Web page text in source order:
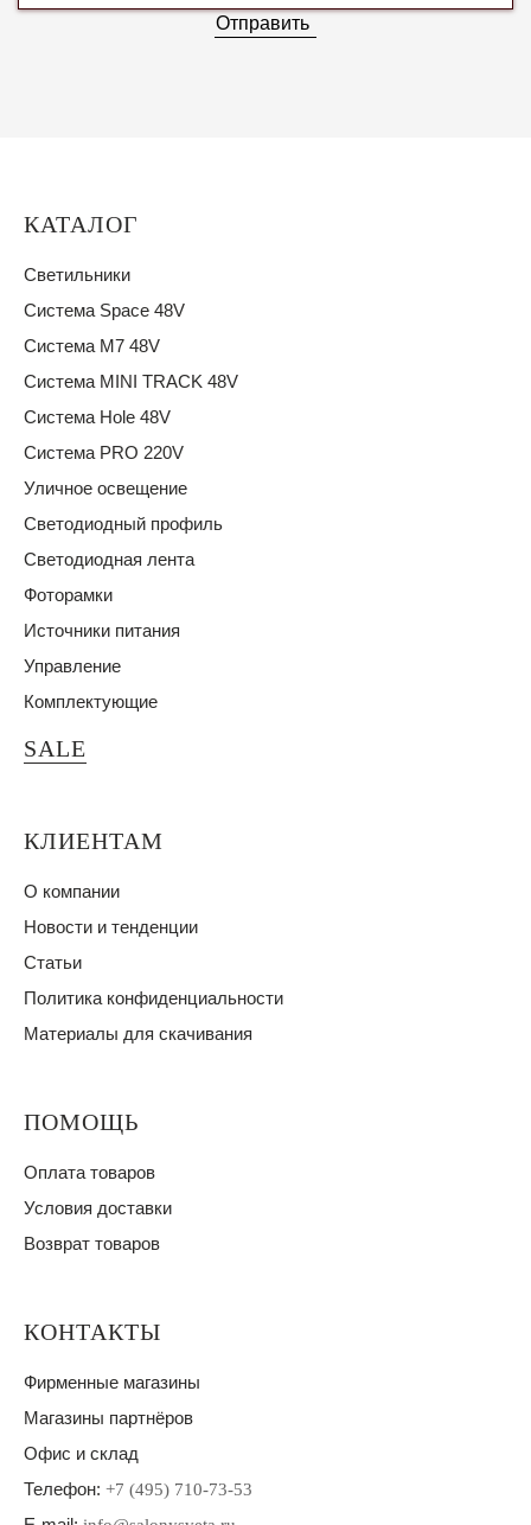
Отправить
КАТАЛОГ
Светильники
Система Space 48V
Система M7 48V
Система MINI TRACK 48V
Система Hole 48V
Система PRO 220V
Уличное освещение
Светодиодный профиль
Светодиодная лента
Фоторамки
Источники питания
Управление
Комплектующие
SALE
КЛИЕНТАМ
О компании
Новости и тенденции
Статьи
Политика конфиденциальности
Материалы для скачивания
ПОМОЩЬ
Оплата товаров
Условия доставки
Возврат товаров
КОНТАКТЫ
Фирменные магазины
Магазины партнёров
Офис и склад
Телефон: +7 (495) 710-73-53